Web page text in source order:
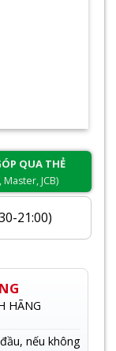
QUA THẺ
Master, JCB)
21:00)
HÃNG
nếu không